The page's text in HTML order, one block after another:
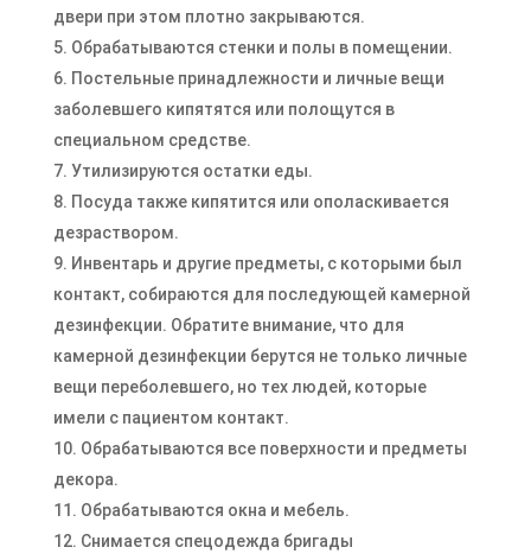
двери при этом плотно закрываются.
Обрабатываются стенки и полы в помещении.
Постельные принадлежности и личные вещи
заболевшего кипятятся или полощутся в
специальном средстве.
Утилизируются остатки еды.
Посуда также кипятится или ополаскивается
дезраствором.
Инвентарь и другие предметы, с которыми был
контакт, собираются для последующей камерной
дезинфекции. Обратите внимание, что для
камерной дезинфекции берутся не только личные
вещи переболевшего, но тех людей, которые
имели с пациентом контакт.
Обрабатываются все поверхности и предметы
декора.
Обрабатываются окна и мебель.
Снимается спецодежда бригады